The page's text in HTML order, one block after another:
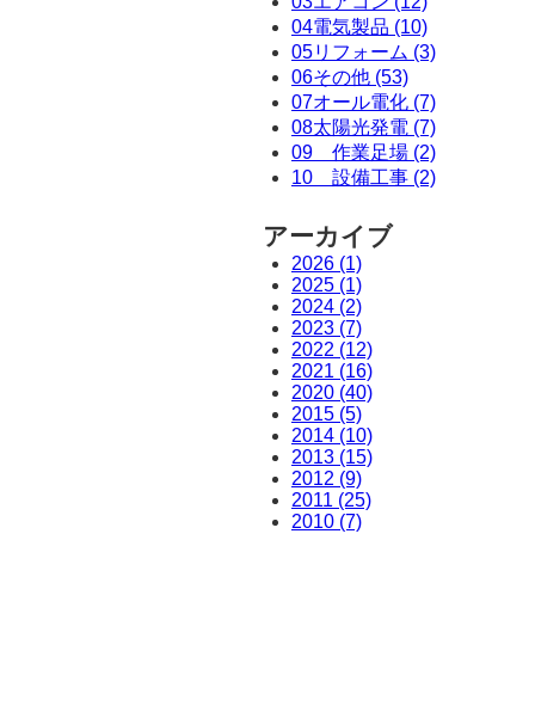
04電気製品 (10)
05リフォーム (3)
06その他 (53)
07オール電化 (7)
08太陽光発電 (7)
09 作業足場 (2)
10 設備工事 (2)
アーカイブ
2026 (1)
2025 (1)
2024 (2)
2023 (7)
2022 (12)
2021 (16)
2020 (40)
2015 (5)
2014 (10)
2013 (15)
2012 (9)
2011 (25)
2010 (7)